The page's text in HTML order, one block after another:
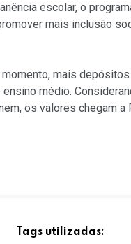
escolar, o
mais inclusão
mais
médio.
os valores chegam a
Tags utilizadas: